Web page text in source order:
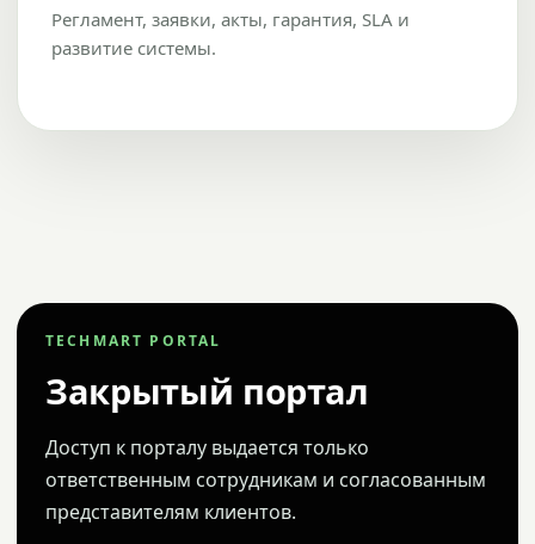
Регламент, заявки, акты, гарантия, SLA и
развитие системы.
TECHMART PORTAL
Закрытый портал
Доступ к порталу выдается только
ответственным сотрудникам и согласованным
представителям клиентов.